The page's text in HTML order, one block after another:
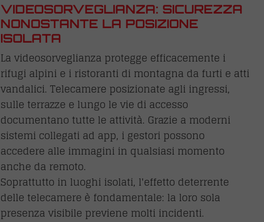
VIDEOSORVEGLIANZA: SICUREZZA
NONOSTANTE LA POSIZIONE
ISOLATA
La videosorveglianza protegge efficacemente i
rifugi alpini e i ristoranti di montagna da furti e atti
vandalici. Telecamere posizionate agli ingressi,
sulle terrazze e lungo le vie di accesso
documentano tutte le attività. Grazie a moderni
sistemi collegati ad app, i gestori possono
accedere alle immagini in qualsiasi momento
anche da remoto.
Soprattutto in luoghi isolati, l'effetto deterrente
delle telecamere è fondamentale: la loro sola
presenza visibile previene molti incidenti.